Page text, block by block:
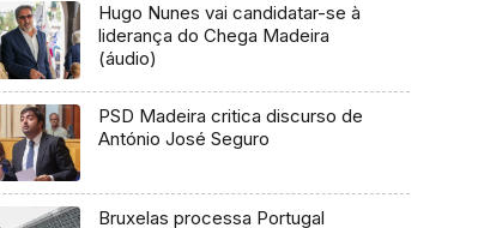
Hugo Nunes vai candidatar-se à
liderança do Chega Madeira
(áudio)
PSD Madeira critica discurso de
António José Seguro
Bruxelas processa Portugal